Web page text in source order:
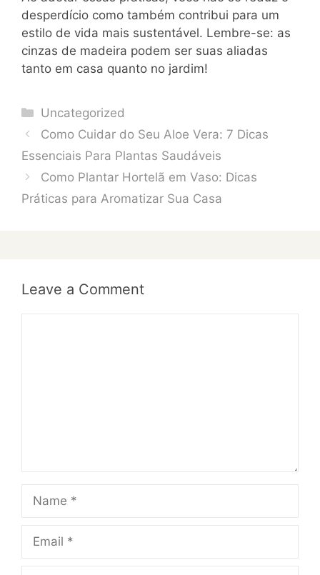
desperdício como também contribui para um
estilo de vida mais sustentável. Lembre-se: as
cinzas de madeira podem ser suas aliadas
tanto em casa quanto no jardim!
Categories
Uncategorized
Como Cuidar do Seu Aloe Vera: 7 Dicas
Essenciais Para Plantas Saudáveis
Como Plantar Hortelã em Vaso: Dicas
Práticas para Aromatizar Sua Casa
Leave a Comment